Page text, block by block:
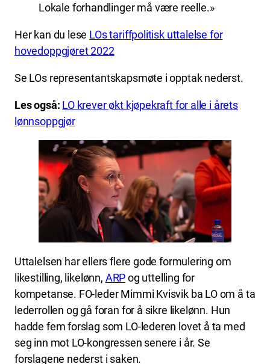
Lokale forhandlinger må være reelle.»
Her kan du lese LOs tariffpolitisk uttalelse for
hovedoppgjøret 2022
Se LOs representantskapsmøte i opptak nederst.
Les også: LO krever økt kjøpekraft for alle i årets
lønnsoppgjør
Uttalelsen har ellers flere gode formulering om
likestilling, likelønn, ARPog uttelling for
kompetanse. FO-leder Mimmi Kvisvik ba LO om å ta
lederrollen og gå foran for å sikre likelønn. Hun
hadde fem forslag som LO-lederen lovet å ta med
seg inn mot LO-kongressen senere i år. Se
forslagene nederst i saken.